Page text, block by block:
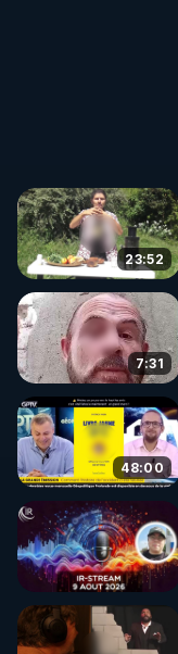
🌱 INSTAGRAM
https://
http://rgnr.li/
🌱 LA
Pour ne pas rater
http://rgnr.li/news
🌱 VIDÉOS NON
Toutes les
http://rgnr.li/
🌱 LES STAGES
23:52
7:31
48:00